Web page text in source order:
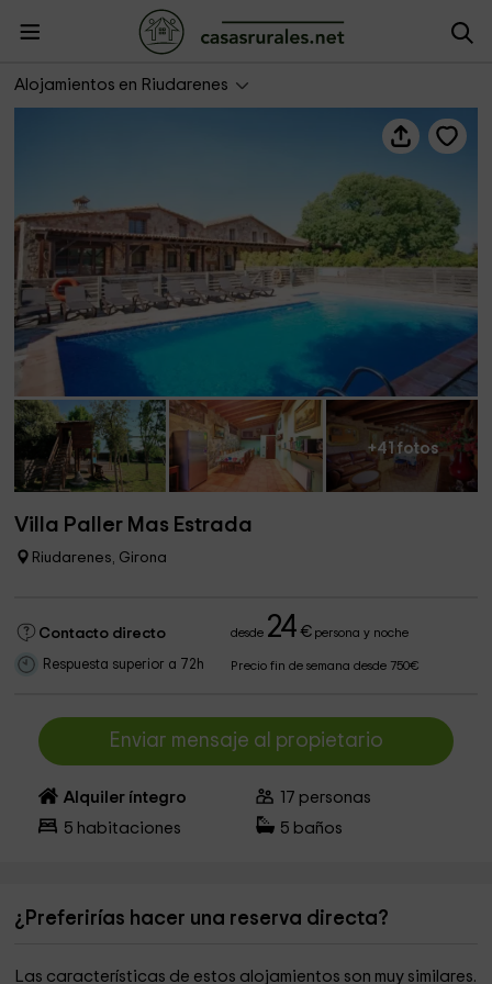
Alojamientos en Riudarenes
Villa Paller Mas Estrada
+41 fotos
Villa Paller Mas Estrada
Riudarenes, Girona
Contacto directo desde 24 €persona y noche
Respuesta superior a 72h Precio fin de semana desde 750€
Enviar mensaje al propietario
Alquiler íntegro 17 personas
5 habitaciones 5 baños
¿Preferirías hacer una reserva directa?
Las características de estos alojamientos son muy similares.